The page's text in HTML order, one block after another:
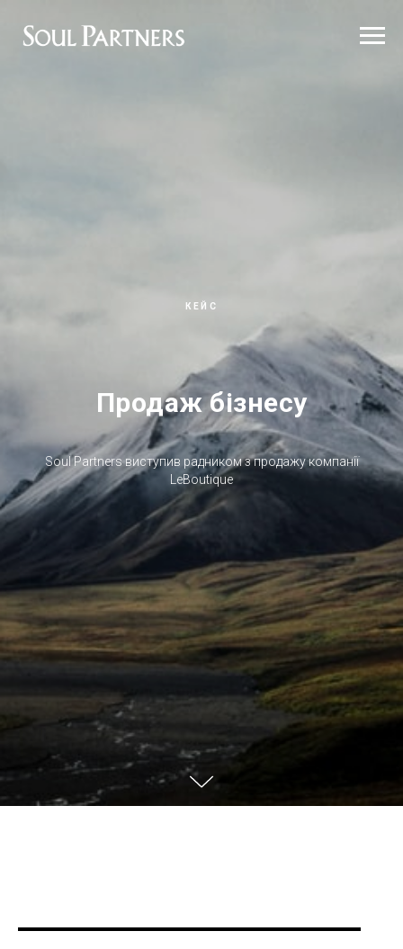
КЕЙС
Продаж бізнесу
Soul Partners виступив радником з продажу компанії
LeBoutique